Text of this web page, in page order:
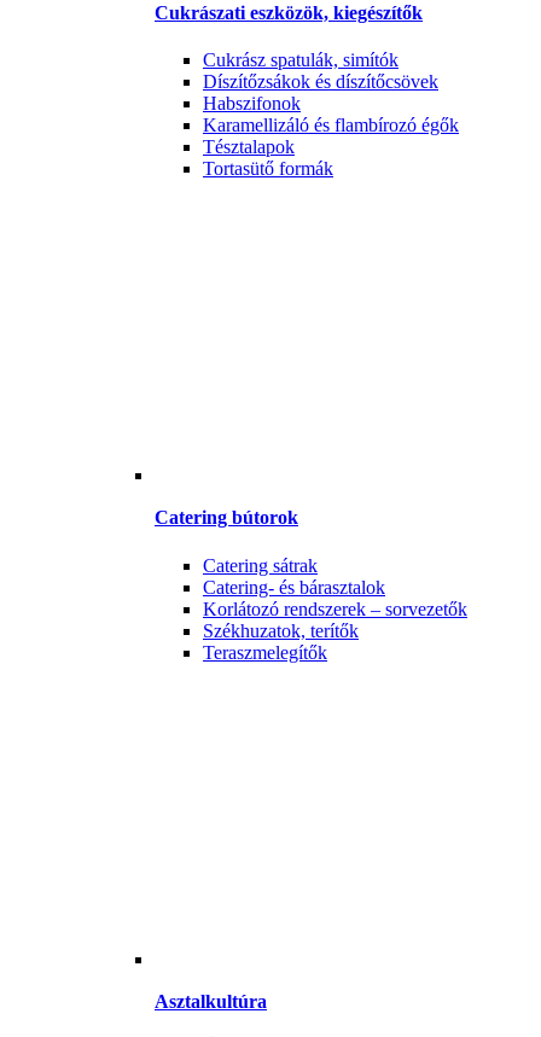
Cukrászati eszközök, kiegészítők
Cukrász spatulák, simítók
Díszítőzsákok és díszítőcsövek
Habszifonok
Karamellizáló és flambírozó égők
Tésztalapok
Tortasütő formák
Catering bútorok
Catering sátrak
Catering- és bárasztalok
Korlátozó rendszerek – sorvezetők
Székhuzatok, terítők
Teraszmelegítők
Asztalkultúra